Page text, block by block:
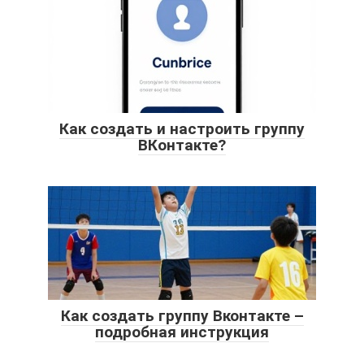
Как создать и настроить группу
ВКонтакте?
Как создать группу Вконтакте –
подробная инструкция